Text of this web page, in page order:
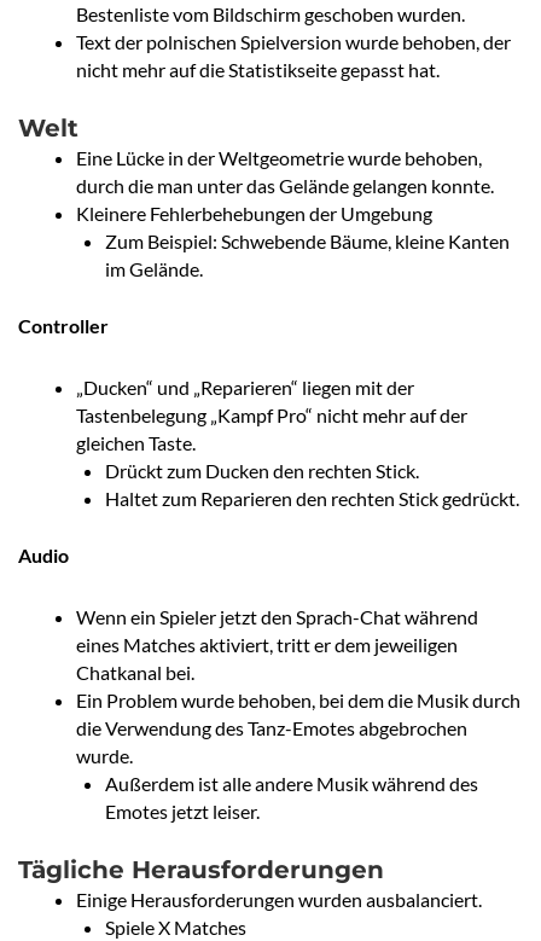
Bestenliste vom Bildschirm geschoben wurden.
Text der polnischen Spielversion wurde behoben, der
nicht mehr auf die Statistikseite gepasst hat.
Welt
Eine Lücke in der Weltgeometrie wurde behoben,
durch die man unter das Gelände gelangen konnte.
Kleinere Fehlerbehebungen der Umgebung
Zum Beispiel: Schwebende Bäume, kleine Kanten
im Gelände.
Controller
„Ducken“ und „Reparieren“ liegen mit der
Tastenbelegung „Kampf Pro“ nicht mehr auf der
gleichen Taste.
Drückt zum Ducken den rechten Stick.
Haltet zum Reparieren den rechten Stick gedrückt.
Audio
Wenn ein Spieler jetzt den Sprach-Chat während
eines Matches aktiviert, tritt er dem jeweiligen
Chatkanal bei.
Ein Problem wurde behoben, bei dem die Musik durch
die Verwendung des Tanz-Emotes abgebrochen
wurde.
Außerdem ist alle andere Musik während des
Emotes jetzt leiser.
Tägliche Herausforderungen
Einige Herausforderungen wurden ausbalanciert.
Spiele X Matches